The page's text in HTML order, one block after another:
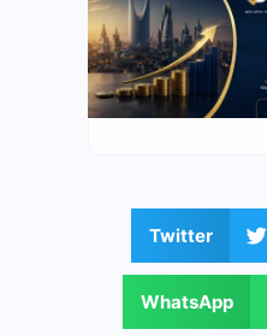
Twitter
WhatsApp